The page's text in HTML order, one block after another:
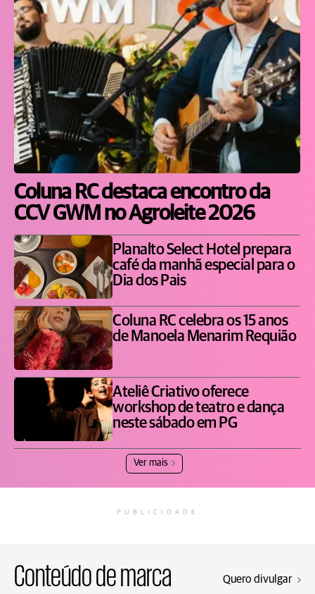
Coluna RC destaca encontro da
CCV GWM no Agroleite 2026
Planalto Select Hotel prepara
café da manhã especial para o
Dia dos Pais
Coluna RC celebra os 15 anos
de Manoela Menarim Requião
Ateliê Criativo oferece
workshop de teatro e dança
neste sábado em PG
Ver mais
PUBLICIDADE
Conteúdo de marca Quero divulgar